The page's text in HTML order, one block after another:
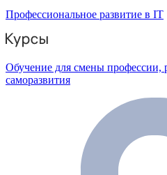
Профессиональное развитие в IT
Обучение для смены профессии,
саморазвития